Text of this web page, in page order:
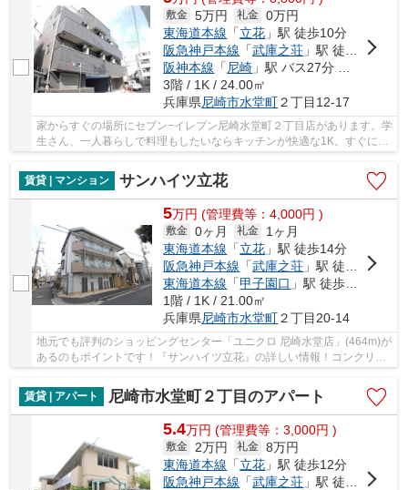
敷金 5万円 礼金 0万円
東海道本線 「立花 」駅 徒歩10分
阪急神戸本線 「武庫之荘 」駅 徒歩18分
阪神本線 「 尼崎 」駅 バス27分 「水堂町」 停歩10分
3階 / 1K / 24.00㎡
兵庫県尼崎市水堂町２丁目12-17
家からすぐの場所にセブン−イレブン尼崎水堂町２丁目店があります。学
生さん、一人暮らしで料理もしたいならキッチンが快適な1K。すぐにお
引っ越しをしたい方に、当物件は現在空き室で...
賃貸 | マンション
サンハイツ立花
5万円 (管理費等：4,000円 )
敷金 0ヶ月 礼金
1ヶ月
東海道本線 「立花 」駅 徒歩14分
阪急神戸本線 「武庫之荘 」駅 徒歩16分
東海道本線 「甲子園口 」駅 徒歩27分
1階 / 1K / 21.00㎡
兵庫県尼崎市水堂町２丁目20-14
地元でも評判のショッピングセンター「ユニクロ 尼崎水堂店」(464m)が
あるのもポイントです！『サンハイツ立花』の詳しい情報！コンクリー
ト躯体で隙間がなく、気密性や断熱効果も高い...
賃貸 | アパート
尼崎市水堂町２丁目のアパート
5.4万円 (管理費等：3,000円 )
敷金 2万円 礼金 8万円
東海道本線 「立花 」駅 徒歩12分
阪急神戸本線 「武庫之荘 」駅 徒歩19分